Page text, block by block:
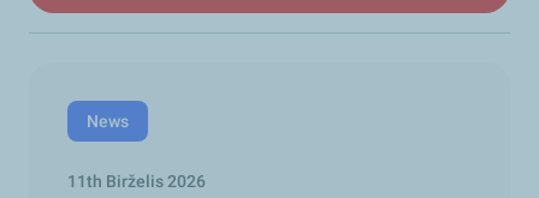
News
11th Birželis 2026